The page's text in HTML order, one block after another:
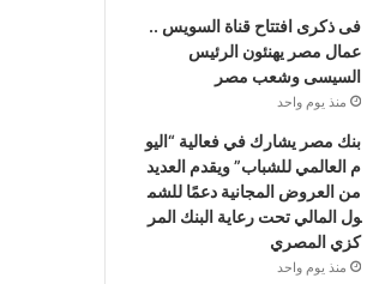
فى ذكرى افتتاح قناة السويس ..
عمال مصر يهنئون الرئيس
السيسى وشعب مصر
منذ يوم واحد
بنك مصر يشارك في فعالية “اليو
م العالمي للشباب” ويقدم العديد
من العروض المجانية دعمًا للشم
ول المالي تحت رعاية البنك المر
كزي المصري
منذ يوم واحد